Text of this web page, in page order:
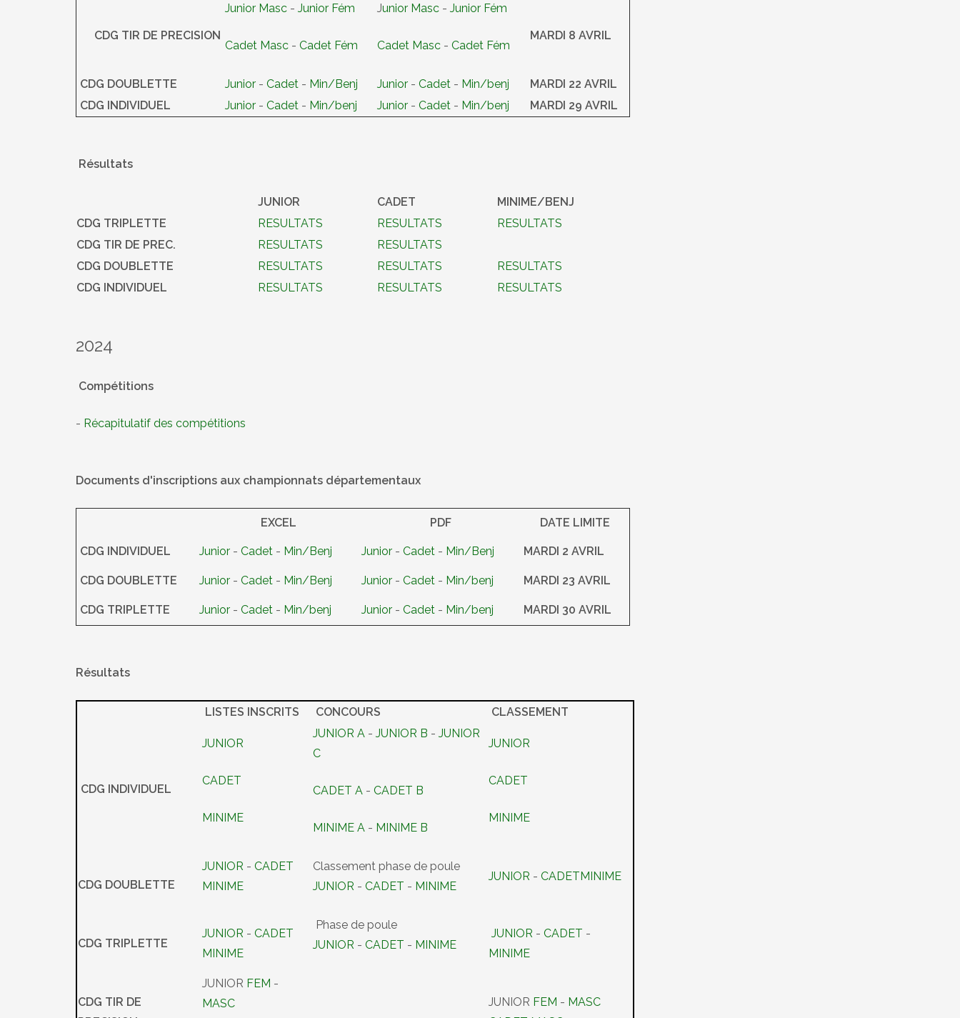
CDG TIR DE PRECISION
Junior Masc - Junior Fém
Cadet Masc - Cadet Fém
Junior Masc - Junior Fém
Cadet Masc - Cadet Fém
MARDI 8 AVRIL
CDG DOUBLETTE Junior - Cadet - Min/Benj Junior - Cadet - Min/benj
MARDI 22 AVRIL
CDG INDIVIDUEL
Junior - Cadet - Min/benj Junior - Cadet - Min/benj MARDI 29 AVRIL
Résultats
JUNIOR CADET
MINIME/BENJ
CDG TRIPLETTE
RESULTATS RESULTATS
RESULTATS
CDG TIR DE PREC.
RESULTATS
RESULTATS
CDG DOUBLETTE
RESULTATS RESULTATS
RESULTATS
CDG INDIVIDUEL
RESULTATS RESULTATS RESULTATS
2024
Compétitions
- Récapitulatif des compétitions
Documents d'inscriptions aux championnats départementaux
EXCEL PDF DATE LIMITE
CDG INDIVIDUEL Junior - Cadet - Min/Benj Junior - Cadet - Min/Benj MARDI 2 AVRIL
CDG DOUBLETTE Junior - Cadet - Min/Benj Junior - Cadet - Min/benj MARDI 23 AVRIL
CDG TRIPLETTE Junior - Cadet - Min/benj Junior - Cadet - Min/benj MARDI 30 AVRIL
Résultats
LISTES INSCRITS CONCOURS CLASSEMENT
CDG INDIVIDUEL
JUNIOR
CADET
MINIME
JUNIOR A - JUNIOR B - JUNIOR
C
CADET A - CADET B
MINIME A - MINIME B
JUNIOR
CADET
MINIME
CDG DOUBLETTE
JUNIOR - CADET
MINIME
Classement phase de poule
JUNIOR - CADET - MINIME
JUNIOR - CADETMINIME
CDG TRIPLETTE
JUNIOR - CADET
MINIME
Phase de poule
JUNIOR - CADET - MINIME
JUNIOR - CADET -
MINIME
CDG TIR DE
JUNIOR FEM -
MASC
JUNIOR FEM - MASC